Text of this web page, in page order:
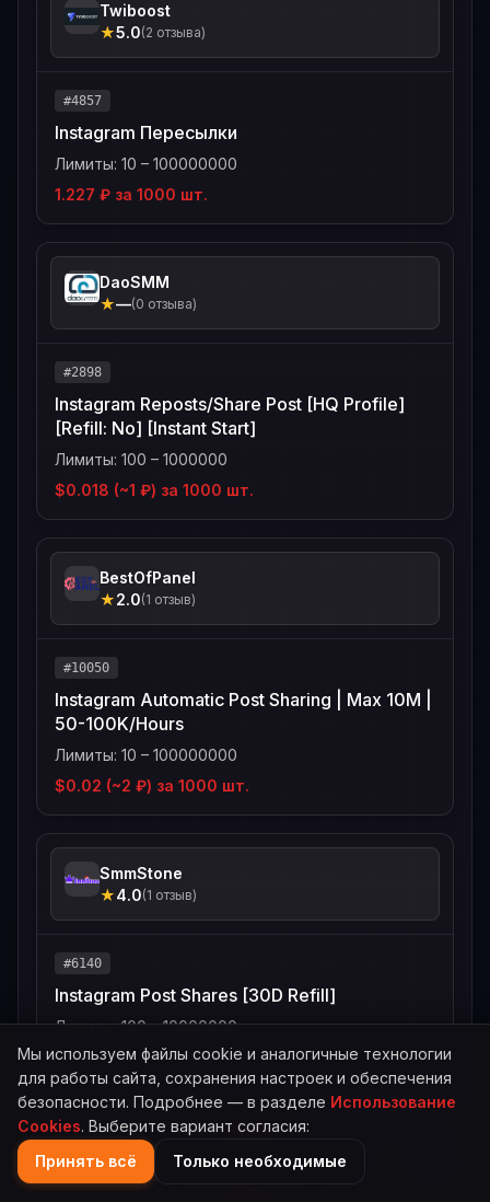
Twiboost
★5.0(2 отзыва)
#4857
Instagram Пересылки
Лимиты: 10 – 100000000
1.227 ₽ за 1000 шт.
DaoSMM
★—(0 отзыва)
#2898
Instagram Reposts/Share Post [HQ Profile]
[Refill: No] [Instant Start]
Лимиты: 100 – 1000000
$0.018 (~1 ₽) за 1000 шт.
BestOfPanel
★2.0(1 отзыв)
#10050
Instagram Automatic Post Sharing | Max 10M |
50-100K/Hours
Лимиты: 10 – 100000000
$0.02 (~2 ₽) за 1000 шт.
SmmStone
★4.0(1 отзыв)
#6140
Instagram Post Shares [30D Refill]
Лимиты: 100 – 10000000
$0.04 (~3 ₽) за 1000 шт.
JustAnotherPanel
★3.0 (1 отзыв)
Каталог
Отзыв
Мы используем файлы cookie и аналогичные технологии
для работы сайта, сохранения настроек и обеспечения
безопасности. Подробнее — в разделе Использование
Cookies. Выберите вариант согласия:
Принять всё
Только необходимые